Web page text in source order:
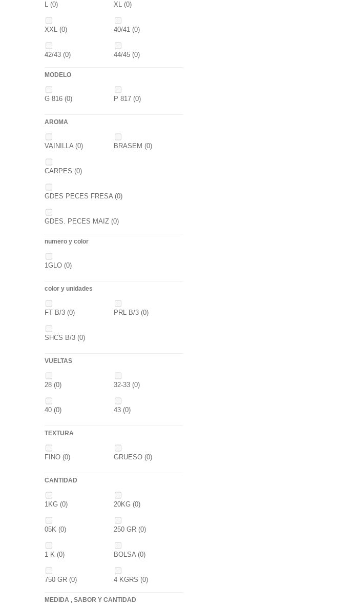
2,3 (0)
L (0) XL (0)
XXL (0) 40/41 (0)
42/43 (0) 44/45 (0)
MODELO
G 816 (0) P 817 (0)
AROMA
VAINILLA(0) BRASEM (0)
CARPES (0)
GDES PECES FRESA(0)
GDES. PECES MAIZ (0)
GDES. PECES SCOPEX
TIGERNUTS
MIEL OCEAN LIVER
GOLDEN X
numero y color
1GLO (0)
color y unidades
FT B/3 (0) PRL B/3 (0)
SHCS B/3 (0)
VUELTAS
28 (0) 32-33 (0)
40 (0) 43 (0)
TEXTURA
FINO (0) GRUESO (0)
CANTIDAD
1KG (0) 20KG (0)
05K (0) 250 GR (0)
1 K (0) BOLSA(0)
750 GR (0) 4 KGRS (0)
(0)
MEDIDA , SABOR Y CANTIDAD